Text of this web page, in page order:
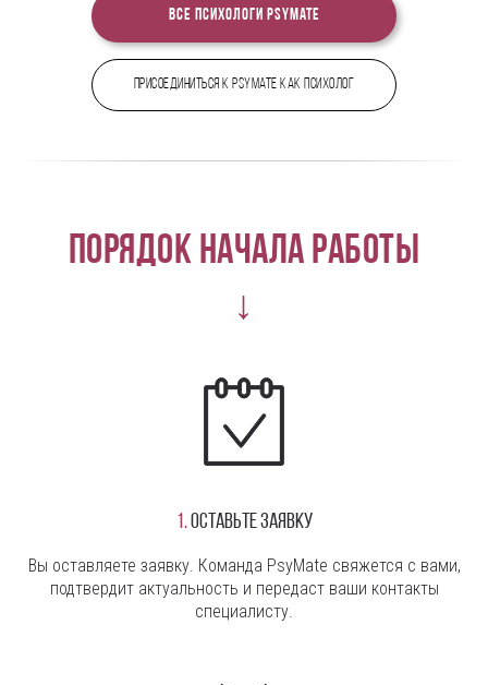
Все психологи PsyMate
Присоединиться к PsyMate как психолог
Порядок начала работы
↓
1.Оставьте заявку
Вы оставляете заявку. Команда PsyMate свяжется с вами,
подтвердит актуальность и передаст ваши контакты
специалисту.